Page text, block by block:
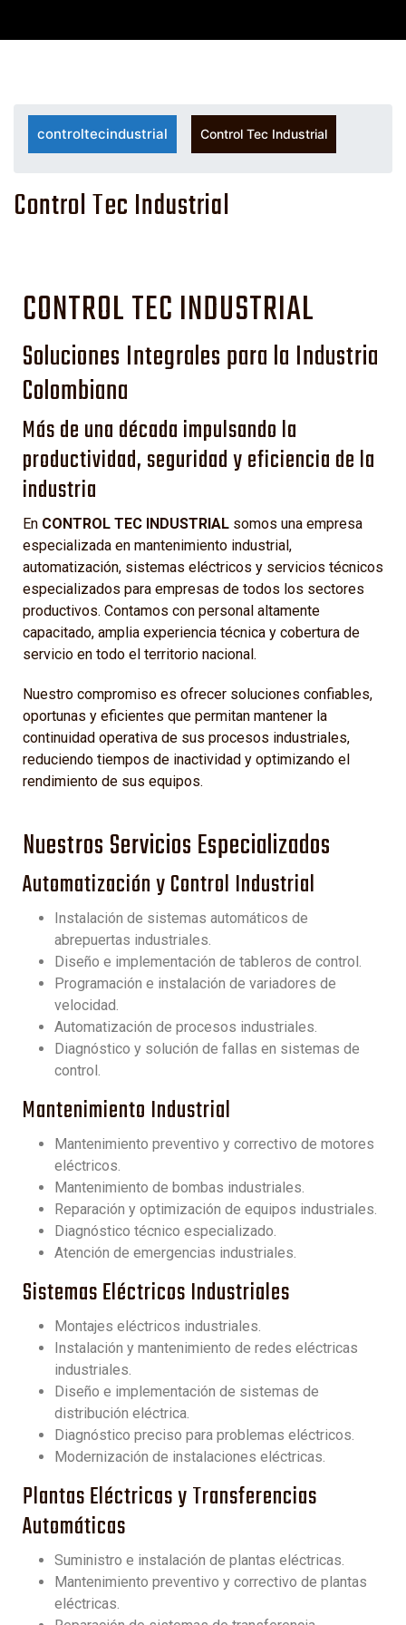
controltecindustrial Control Tec Industrial
Control Tec Industrial
CONTROL TEC INDUSTRIAL
Soluciones Integrales para la Industria
Colombiana
Más de una década impulsando la
productividad, seguridad y eficiencia de la
industria
En CONTROL TEC INDUSTRIAL somos una empresa
especializada en mantenimiento industrial,
automatización, sistemas eléctricos y servicios técnicos
especializados para empresas de todos los sectores
productivos. Contamos con personal altamente
capacitado, amplia experiencia técnica y cobertura de
servicio en todo el territorio nacional.
Nuestro compromiso es ofrecer soluciones confiables,
oportunas y eficientes que permitan mantener la
continuidad operativa de sus procesos industriales,
reduciendo tiempos de inactividad y optimizando el
rendimiento de sus equipos.
Nuestros Servicios Especializados
Automatización y Control Industrial
Instalación de sistemas automáticos de
abrepuertas industriales.
Diseño e implementación de tableros de control.
Programación e instalación de variadores de
velocidad.
Automatización de procesos industriales.
Diagnóstico y solución de fallas en sistemas de
control.
Mantenimiento Industrial
Mantenimiento preventivo y correctivo de motores
eléctricos.
Mantenimiento de bombas industriales.
Reparación y optimización de equipos industriales.
Diagnóstico técnico especializado.
Atención de emergencias industriales.
Sistemas Eléctricos Industriales
Montajes eléctricos industriales.
Instalación y mantenimiento de redes eléctricas
industriales.
Diseño e implementación de sistemas de
distribución eléctrica.
Diagnóstico preciso para problemas eléctricos.
Modernización de instalaciones eléctricas.
Plantas Eléctricas y Transferencias
Automáticas
Suministro e instalación de plantas eléctricas.
Mantenimiento preventivo y correctivo de plantas
eléctricas.